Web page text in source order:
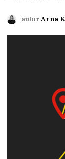
autorAnna